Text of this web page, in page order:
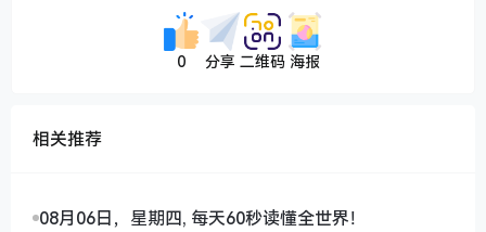
0 分享 二维码 海报
相关推荐
08月06日，星期四, 每天60秒读懂全世界！